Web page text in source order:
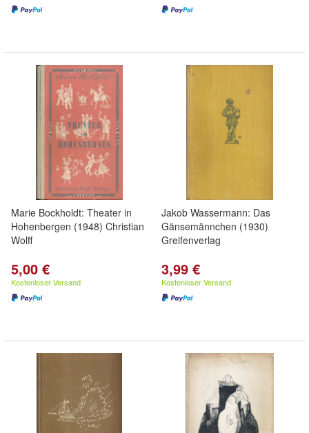
Marie Bockholdt: Theater in
Hohenbergen (1948) Christian
Wolff
5,00 €
Kostenloser Versand
Jakob Wassermann: Das
Gänsemännchen (1930)
Greifenverlag
3,99 €
Kostenloser Versand